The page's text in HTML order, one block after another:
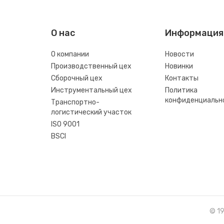
О нас
О компании
Производственный цех
Сборочный цех
Инструментальный цех
Транспортно-
логистический участок
ISO 9001
BSCI
Информация
Новости
Новинки
Контакты
Политика
©